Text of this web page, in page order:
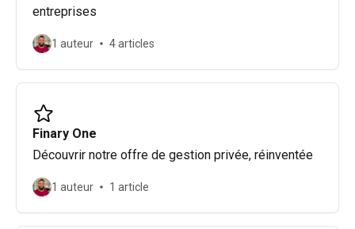
entreprises
1 auteur 4 articles
Finary One
Découvrir notre offre de gestion privée, réinventée
1 auteur 1 article